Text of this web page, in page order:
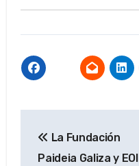
de
La Fundación
Paideia Galiza y EOI